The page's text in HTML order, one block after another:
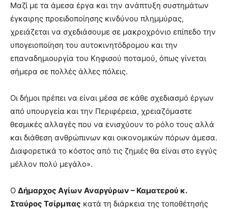
Μαζί με τα άμεσα έργα και την ανάπτυξη συστημάτων
έγκαιρης προειδοποίησης κινδύνου πλημμύρας,
χρειάζεται να σχεδιάσουμε σε μακροχρόνιο επίπεδο την
υπογειοποίηση του αυτοκινητόδρομου και την
επαναδημιουργία του Κηφισού ποταμού, όπως γίνεται
σήμερα σε πολλές άλλες πόλεις.
Οι δήμοι πρέπει να είναι μέσα σε κάθε σχεδιασμό έργων
από υπουργεία και την Περιφέρεια, χρειαζόμαστε
θεσμικές αλλαγές που να ενισχύουν το ρόλο τους αλλά
και διάθεση ανθρώπινων και οικονομικών πόρων άμεσα.
Διαφορετικά το κόστος από τις ζημιές θα είναι στο εγγύς
μέλλον πολύ μεγάλο».
Ο Δήμαρχος Αγίων Αναργύρων – Καματερού κ.
Σταύρος Τσίρμπας κατά τη διάρκεια της τοποθέτησής